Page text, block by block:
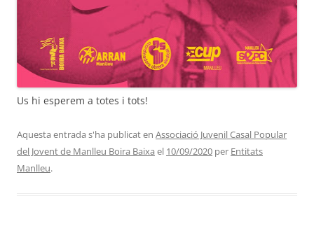
Us hi esperem a totes i tots!
Aquesta entrada s'ha publicat en Associació Juvenil Casal Popular
del Jovent de Manlleu Boira Baixa el 10/09/2020 per Entitats
Manlleu.